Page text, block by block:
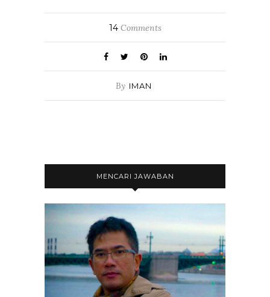
14Comments
By IMAN
MENCARI JAWABAN